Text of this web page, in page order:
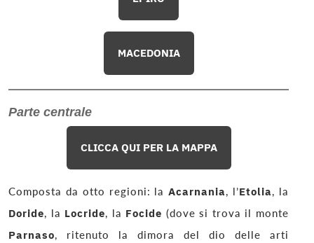
MACEDONIA
Parte centrale
CLICCA QUI PER LA MAPPA
Composta da otto regioni: laAcarnania, l’Etolia, la
Doride, la Locride, la Focide (dove si trova il monte
Parnaso, ritenuto la dimora del dio delle arti